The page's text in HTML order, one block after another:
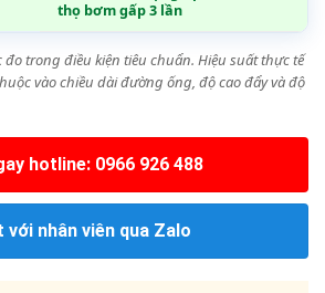
thọ bơm gấp 3 lần
đo trong điều kiện tiêu chuẩn. Hiệu suất thực tế
vào chiều dài đường ống, độ cao đẩy và độ
hotline: 0966 926 488
với nhân viên qua Zalo